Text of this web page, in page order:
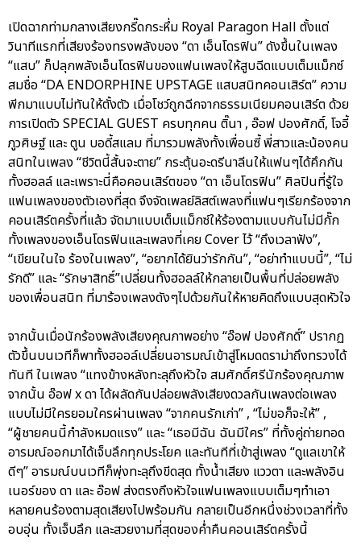
เปิดฉากท่ามกลางเสียงกรี๊ดกระหึ่ม Royal Paragon Hall ตั้งแต่
วินาทีแรกที่เสียงร้องทรงพลังของ “ดา เอ็นโดรฟิน” ดังขึ้นในเพลง
“แสบ” ก็ปลุกพลังเอ็นโดรฟินของแฟนเพลงให้สูบฉีดแบบเต็มแม็กซ์
สมชื่อ “DA ENDORPHINE UPSTAGE แสบสนิทคอนเสิร์ต” ความ
พีกมาแบบไม่ทันให้ตั้งตัว เมื่อโชว์ถูกฉีกจากธรรมเนียมคอนเสิร์ต ด้วย
การเปิดตัว SPECIAL GUEST ครบทุกคน ติ๊นา , อ๊อฟ ปองศักดิ์, โจอี้
ภูวศิษฐ์ และ ตูน บอดี้สแลม ที่มารวมพลังทั้งเพื่อนซี้ พี่สาวและน้องคน
สนิทในเพลง “ชีวิตนี้สั้นจะตาย” กระตุ้นอะดรีนาลีนให้แฟนๆได้คึกกัน
ทั้งฮอลล์ และเพราะนี่คือคอนเสิร์ตของ “ดา เอ็นโดรฟิน” ศิลปินที่รู้ใจ
แฟนเพลงของตัวเองที่สุด จึงจัดเพลย์ลิสต์เพลงที่แฟนๆเรียกร้องจาก
คอนเสิร์ตครั้งที่แล้ว จัดมาแบบเต็มแม็กซ์ให้ร้องตามแบบกันไม่มีกั๊ก
ทั้งเพลงของเอ็นโดรฟินและเพลงที่เคย Cover ไว้ “ถึงเวลาฟัง”,
“เขียนในใจ ร้องในเพลง”, “อยากได้ยินว่ารักกัน”, “อย่าทำแบบนี้”, “ไม่
รักดี” และ “รักษาสิทธิ์”เปลี่ยนทั้งฮอลล์ให้กลายเป็นพื้นที่ปล่อยพลัง
ของเพื่อนสนิท ที่มาร้องเพลงดังๆไปด้วยกันให้หายคิดถึงแบบสุดหัวใจ
จากนั้นเมื่อนักร้องพลังเสียงคุณภาพอย่าง “อ๊อฟ ปองศักดิ์” ปรากฏ
ตัวขึ้นบนเวทีก็พาทั้งฮออล์เปลี่ยนอารมณ์เข้าสู่โหมดดราม่าถึงทรวงได้
ทันที ในเพลง “แทงข้างหลังทะลุถึงหัวใจ สมศักดิ์ศรีนักร้องคุณภาพ
จากนั้น อ๊อฟ x ดา ได้ผลัดกันปล่อยพลังเสียงดวลกันเพลงต่อเพลง
แบบไม่มีใครยอมใครผ่านเพลง “จากคนรักเก่า” , “ไม่ขอก็จะให้” ,
“ผู้ชายคนนี้กำลังหมดแรง” และ “เธอมีฉัน ฉันมีใคร” ที่ทั้งคู่ถ่ายทอด
อารมณ์ออกมาได้เจ็บลึกทุกประโยค และทันทีที่เข้าสู่เพลง “ดูแลเขาให้
ดีๆ” อารมณ์บนเวทีก็พุ่งทะลุถึงขีดสุด ทั้งน้ำเสียง แววตา และพลังอิน
เนอร์ของ ดา และ อ๊อฟ ส่งตรงถึงหัวใจแฟนเพลงแบบเต็มๆทำเอา
หลายคนร้องตามสุดเสียงไปพร้อมกัน กลายเป็นอีกหนึ่งช่วงเวลาที่ทั้ง
อบอุ่น ทั้งเจ็บลึก และสวยงามที่สุดของค่ำคืนคอนเสิร์ตครั้งนี้